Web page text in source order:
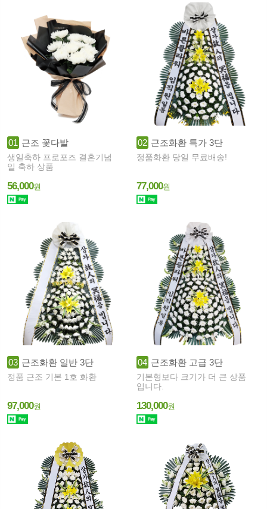
01 근조 꽃다발
생일축하 프로포즈 결혼기념
일 축하 상품
56,000원
02 근조화환 특가 3단
정품화환 당일 무료배송!
77,000원
03 근조화환 일반 3단
정품 근조 기본 1호 화환
97,000원
04 근조화환 고급 3단
기본형보다 크기가 더 큰 상품
입니다.
130,000원